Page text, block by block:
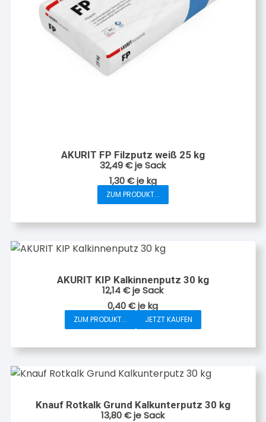
AKURIT FP Filzputz weiß 25 kg
32,49€je Sack
1,30€jekg
ZUM PRODUKT...
Dieses
weist
mehrere
Varianten
Die
Optionen
können
auf
gewählt
AKURIT KIP Kalkinnenputz 30 kg
12,14€je Sack
0,40€jekg
ZUM PRODUKT... JETZT KAUFEN
Knauf Rotkalk Grund Kalkunterputz 30 kg
13,80€je Sack